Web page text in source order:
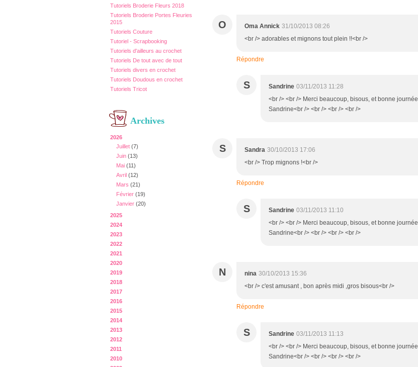
Tutoriels Broderie Fleurs 2018
Tutoriels Broderie Portes Fleuries
2015
Tutoriels Couture
Tutoriel - Scrapbooking
Tutoriels d'ailleurs au crochet
Tutoriels De tout avec de tout
Tutoriels divers en crochet
Tutoriels Doudous en crochet
Tutoriels Tricot
Archives
2026
Juillet (7)
Juin (13)
Mai (11)
Avril (12)
Mars (21)
Février (19)
Janvier (20)
2025
2024
2023
2022
2021
2020
2019
2018
2017
2016
2015
2014
2013
2012
2011
2010
O Oma Annick 31/10/2013 08:26
<br /> adorables et mignons tout plein !!<br />
Répondre
S Sandrine 03/11/2013 11:28
<br /> <br /> Merci beaucoup, bisous, et bonne journée,
Sandrine<br /> <br /> <br /> <br />
S Sandra 30/10/2013 17:06
<br /> Trop mignons !<br />
Répondre
S Sandrine 03/11/2013 11:10
<br /> <br /> Merci beaucoup, bisous, et bonne journée,
Sandrine<br /> <br /> <br /> <br />
N nina 30/10/2013 15:36
<br /> c'est amusant , bon après midi ,gros bisous<br />
Répondre
S Sandrine 03/11/2013 11:13
<br /> <br /> Merci beaucoup, bisous, et bonne journée,
Sandrine<br /> <br /> <br /> <br />